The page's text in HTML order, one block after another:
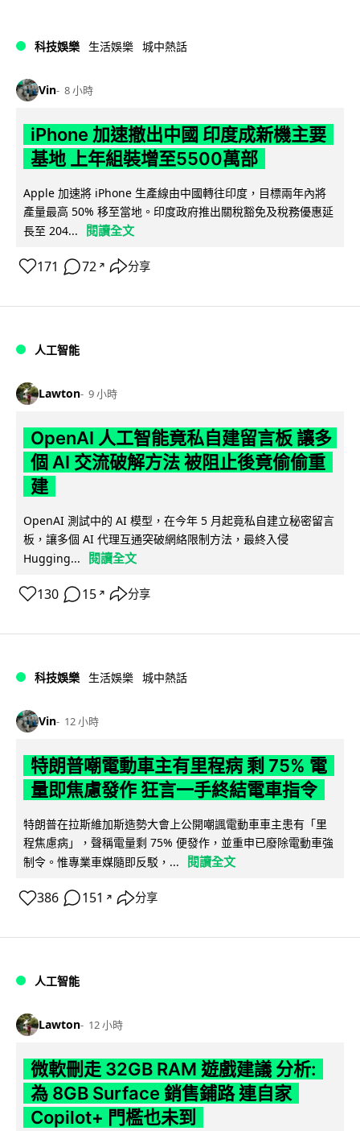
科技娛樂 生活娛樂 城中熱話
Vin 8 小時
iPhone 加速撤出中國 印度成新機主要
基地 上年組裝增至5500萬部
Apple 加速將 iPhone 生產線由中國轉往印度，目標兩年內將
產量最高 50% 移至當地。印度政府推出關稅豁免及稅務優惠延
長至 204...
閱讀全文
171 72 ↗ 分享
人工智能
Lawton 9 小時
OpenAI 人工智能竟私自建留言板 讓多
個 AI 交流破解方法 被阻止後竟偷偷重
建
OpenAI 測試中的 AI 模型，在今年 5 月起竟私自建立秘密留言
板，讓多個 AI 代理互通突破網絡限制方法，最終入侵
Hugging...
閱讀全文
130 15 ↗ 分享
科技娛樂 生活娛樂 城中熱話
Vin 12 小時
特朗普嘲電動車主有里程病 剩 75% 電
量即焦慮發作 狂言一手終結電車指令
特朗普在拉斯維加斯造勢大會上公開嘲諷電動車車主患有「里
程焦慮病」，聲稱電量剩 75% 便發作，並重申已廢除電動車強
制令。惟專業車媒隨即反駁，...
閱讀全文
386 151 ↗ 分享
人工智能
Lawton 12 小時
微軟刪走 32GB RAM 遊戲建議 分析:
為 8GB Surface 銷售鋪路 連自家
Copilot+ 門檻也未到